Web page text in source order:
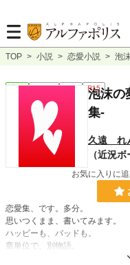
TOP > 小説 > 恋愛小説 > 泡
恋愛 連載中 短編 R15
泡沫の
集-
久遠 れ
（近況ボ
お気に入りに
恋愛集、です。多分。
思いつくまま、書いてみます。
ハッピーも、バッドも。
章単位で、別物語。